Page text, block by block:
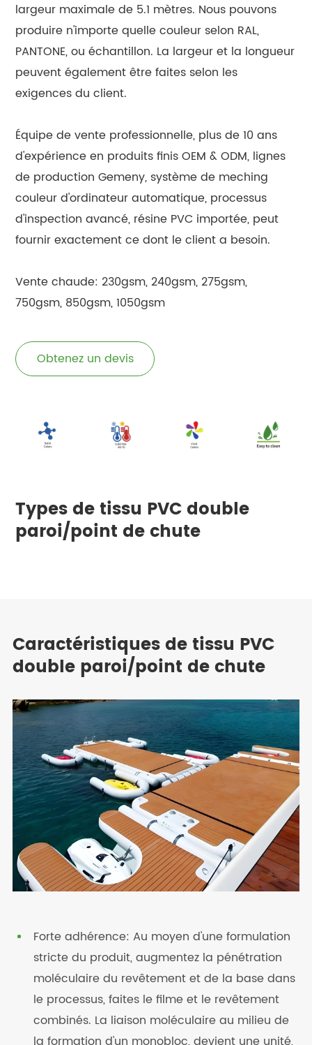
largeur maximale de 5.1 mètres. Nous pouvons
produire n'importe quelle couleur selon RAL,
PANTONE, ou échantillon. La largeur et la longueur
peuvent également être faites selon les
exigences du client.
Équipe de vente professionnelle, plus de 10 ans
d'expérience en produits finis OEM & ODM, lignes
de production Gemeny, système de meching
couleur d'ordinateur automatique, processus
d'inspection avancé, résine PVC importée, peut
fournir exactement ce dont le client a besoin.
Vente chaude: 230gsm, 240gsm, 275gsm,
750gsm, 850gsm, 1050gsm
Obtenez un devis
Types de tissu PVC double
paroi/point de chute
Caractéristiques de tissu PVC
double paroi/point de chute
Forte adhérence: Au moyen d'une formulation
stricte du produit, augmentez la pénétration
moléculaire du revêtement et de la base dans
le processus, faites le filme et le revêtement
combinés. La liaison moléculaire au milieu de
la formation d'un monobloc, devient une unité,